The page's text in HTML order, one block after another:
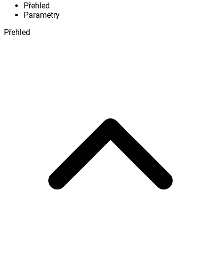
Přehled
Parametry
Přehled